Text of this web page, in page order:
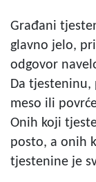
Građani
glavno jelo,
odgovor
Da tjesteninu,
meso ili
Onih koji
posto, a onih
tjestenine je